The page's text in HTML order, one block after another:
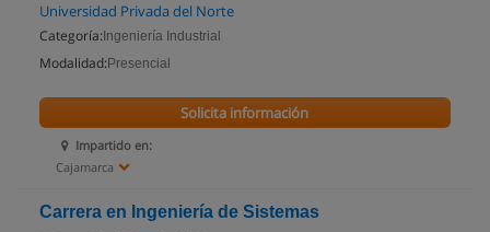
Universidad Privada del Norte
Categoría: Ingeniería Industrial
Modalidad: Presencial
Impartido en:
Cajamarca
Solicita información
Carrera en Ingeniería de Sistemas